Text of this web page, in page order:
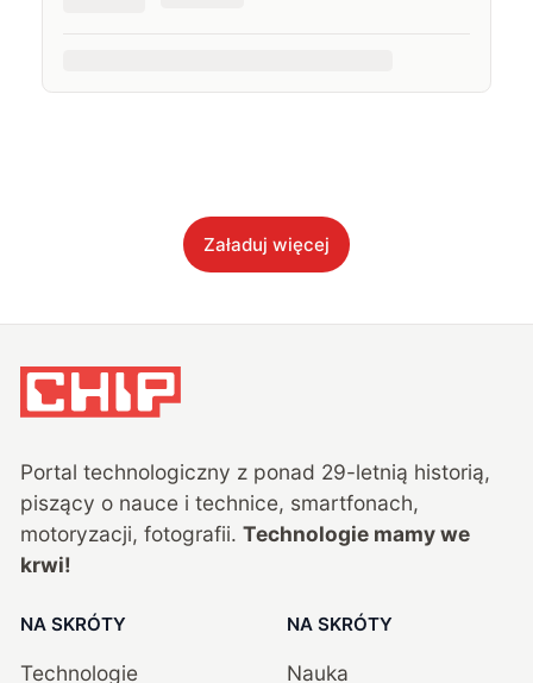
Załaduj więcej
Portal technologiczny z ponad 29-letnią historią,
piszący o nauce i technice, smartfonach,
motoryzacji, fotografii. Technologie mamy we
krwi!
NA SKRÓTY
Technologie
NA SKRÓTY
Nauka